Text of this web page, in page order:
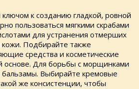
к созданию гладкой, ровной
пользоваться мягкими скрабами
для устранения отмерших
кожи. Подбирайте также
средства и косметические
основе. Для борьбы с морщинками
бальзамы. Выбирайте кремовые
же консистенции, чтобы